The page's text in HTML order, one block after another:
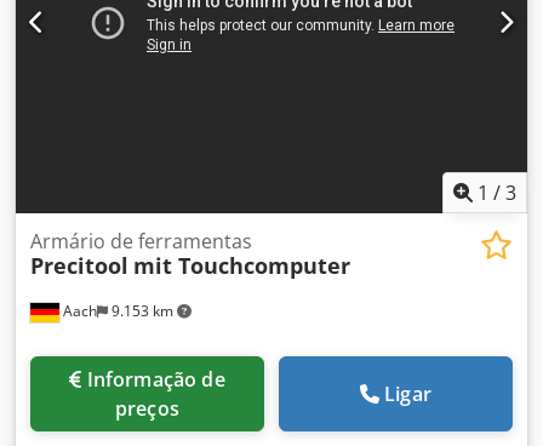
1 /3
Aach 9.153 km
Armário de ferramentas
Precitool mit Touchcomputer
preços
Ligar